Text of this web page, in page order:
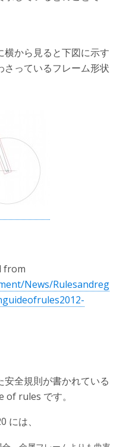
横から見ると下図に示す
さっているフレーム形状
from
News/Rulesandreg
安全規則が書かれている
rules です。
には、